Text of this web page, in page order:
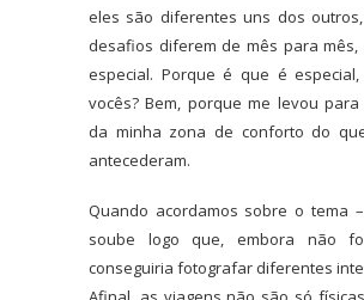
eles são diferentes uns dos
desafios diferem de mês para mês,
especial. Porque é que é especial,
vocês? Bem, porque me levou
da minha zona de conforto do
antecederam.
Quando acordamos sobre o tema
soube logo que, embora não
conseguiria fotografar diferentes